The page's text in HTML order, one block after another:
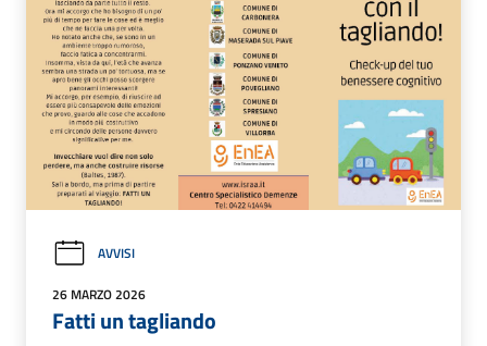
AVVISI
26 MARZO 2026
Fatti un tagliando